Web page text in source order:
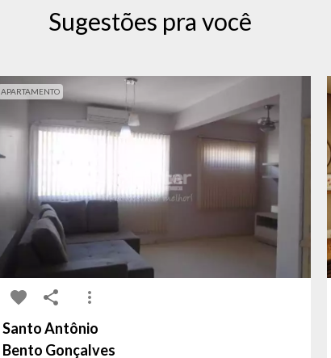
Sugestões pra você
APARTAMENTO
Santo Antônio
Bento Gonçalves